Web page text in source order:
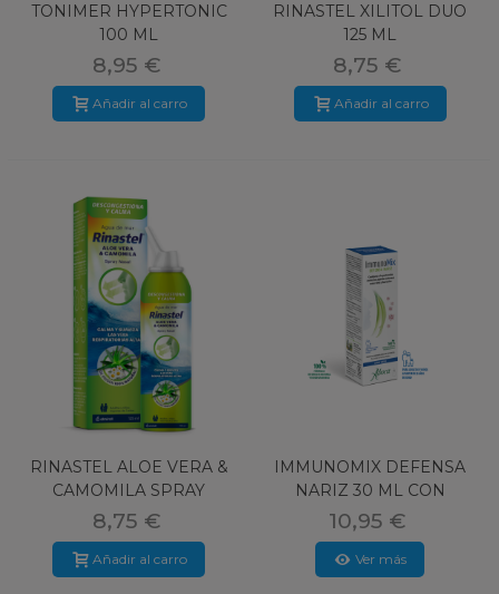
TONIMER HYPERTONIC
100 ML
8,95 €
Añadir al carro
RINASTEL XILITOL DUO
125 ML
8,75 €
Añadir al carro
RINASTEL ALOE VERA &
CAMOMILA SPRAY
NASAL 125 ML
8,75 €
Añadir al carro
IMMUNOMIX DEFENSA
NARIZ 30 ML CON
NEBULIZADOR
10,95 €
Ver más